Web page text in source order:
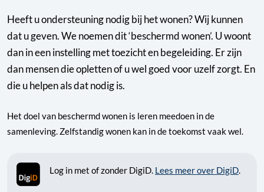
Heeft u ondersteuning nodig bij het wonen? Wij kunnen
dat u geven. We noemen dit ‘beschermd wonen’. U woont
dan in een instelling met toezicht en begeleiding. Er zijn
dan mensen die opletten of u wel goed voor uzelf zorgt. En
die u helpen als dat nodig is.
Het doel van beschermd wonen is leren meedoen in de
samenleving. Zelfstandig wonen kan in de toekomst vaak wel.
Log in met of zonder DigiD. Lees meer over DigiD.